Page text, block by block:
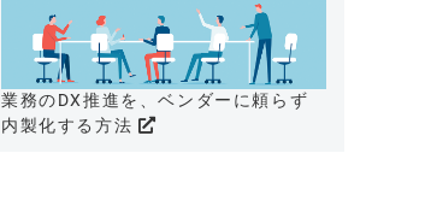
業務のDX推進を、ベンダーに頼らず
内製化する方法